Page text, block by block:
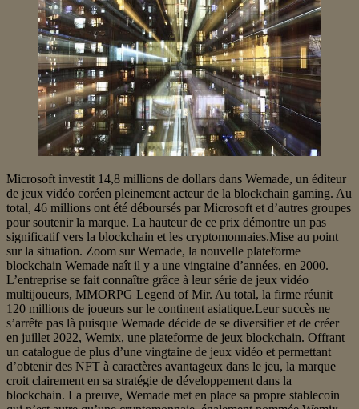
Microsoft investit 14,8 millions de dollars dans Wemade, un éditeur
de jeux vidéo coréen pleinement acteur de la blockchain gaming. Au
total, 46 millions ont été déboursés par Microsoft et d’autres groupes
pour soutenir la marque. La hauteur de ce prix démontre un pas
significatif vers la blockchain et les cryptomonnaies.Mise au point
sur la situation. Zoom sur Wemade, la nouvelle plateforme
blockchain Wemade naît il y a une vingtaine d’années, en 2000.
L’entreprise se fait connaître grâce à leur série de jeux vidéo
multijoueurs, MMORPG Legend of Mir. Au total, la firme réunit
120 millions de joueurs sur le continent asiatique.Leur succès ne
s’arrête pas là puisque Wemade décide de se diversifier et de créer
en juillet 2022, Wemix, une plateforme de jeux blockchain. Offrant
un catalogue de plus d’une vingtaine de jeux vidéo et permettant
d’obtenir des NFT à caractères avantageux dans le jeu, la marque
croit clairement en sa stratégie de développement dans la
blockchain. La preuve, Wemade met en place sa propre stablecoin